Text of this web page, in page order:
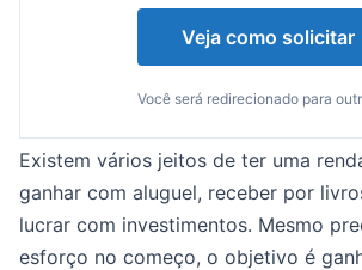
Veja como solicitar
Você será redirecionado para
Existem vários jeitos de ter uma
ganhar com aluguel, receber por
lucrar com investimentos. Mesmo
esforço no começo, o objetivo é